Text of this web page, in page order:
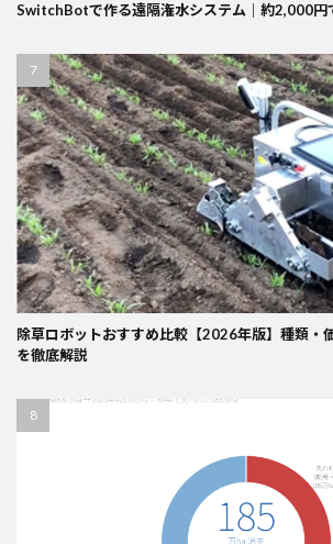
SwitchBotで作る遠隔潅水システム｜約2,000円
除草ロボットおすすめ比較【2026年版】種類・
を徹底解説